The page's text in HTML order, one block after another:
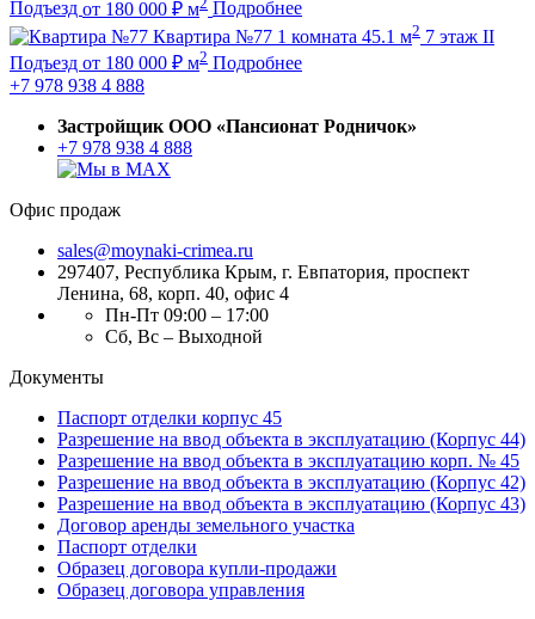
Подъезд от 180 000 ₽ м
Подробнее
Квартира №77 1 комната 45.1 м2 7 этаж II
Подъезд от 180 000 ₽ м2 Подробнее
+7 978 938 4 888
Застройщик ООО «Пансионат Родничок»
+7 978 938 4 888
Офис продаж
sales@moynaki-crimea.ru
297407, Республика Крым, г. Евпатория, проспект
Ленина, 68, корп. 40, офис 4
Пн-Пт 09:00 – 17:00
Сб, Вс – Выходной
Документы
Паспорт отделки корпус 45
Разрешение на ввод объекта в эксплуатацию (Корпус 44)
Разрешение на ввод объекта в эксплуатацию корп. № 45
Разрешение на ввод объекта в эксплуатацию (Корпус 42)
Разрешение на ввод объекта в эксплуатацию (Корпус 43)
Договор аренды земельного участка
Паспорт отделки
Образец договора купли-продажи
Образец договора управления